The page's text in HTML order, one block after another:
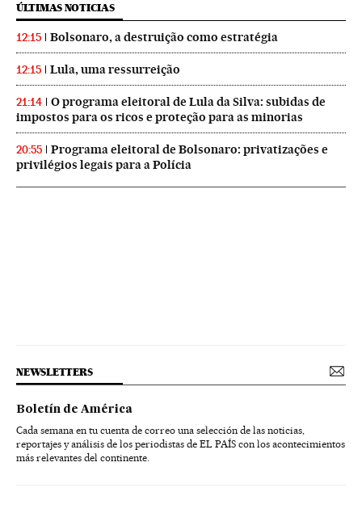
ÚLTIMAS NOTICIAS
12:15 Bolsonaro, a destruição como estratégia
12:15 Lula, uma ressurreição
21:14
O programa eleitoral de Lula da Silva: subidas de
impostos para os ricos e proteção para as minorias
20:55
Programa eleitoral de Bolsonaro: privatizações e
privilégios legais para a Polícia
NEWSLETTERS
Boletín de América
Cada semana en tu cuenta de correo una selección de las noticias,
reportajes y análisis de los periodistas de EL PAÍS con los acontecimientos
más relevantes del continente.